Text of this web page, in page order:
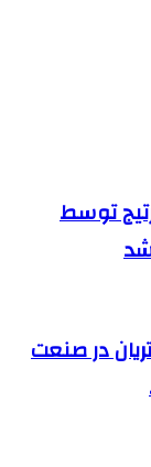
توسط
در صنعت